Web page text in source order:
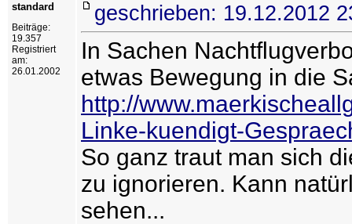
standard
Beiträge:
19.357
Registriert
am:
26.01.2002
geschrieben: 19.12.2012
In Sachen
etwas Bewegung in die
http://
Linke-kuendigt-
So ganz traut man sich
zu ignorieren. Kann
sehen...